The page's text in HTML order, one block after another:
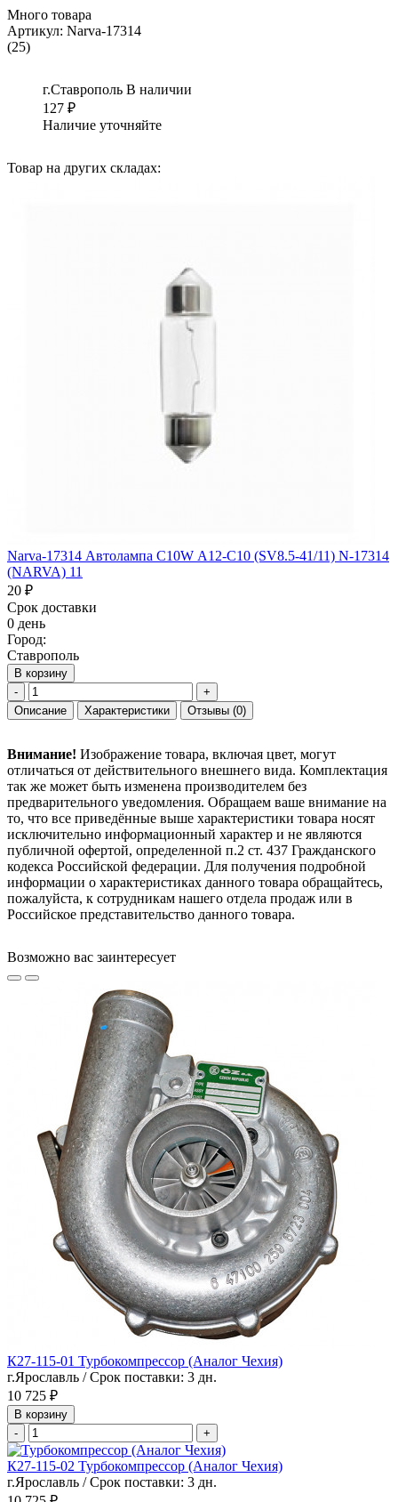
Много товара
Артикул: Narva-17314
(25)
г.Ставрополь В наличии
127 ₽
Наличие уточняйте
Товар на других складах:
Narva-17314 Автолампа C10W А12-С10 (SV8.5-41/11) N-17314
(NARVA) 11
20 ₽
Срок доставки
0 день
Город:
Ставрополь
В корзину
-
+
Описание
Характеристики Отзывы (0)
Внимание! Изображение товара, включая цвет, могут
отличаться от действительного внешнего вида. Комплектация
так же может быть изменена производителем без
предварительного уведомления. Обращаем ваше внимание на
то, что все приведённые выше характеристики товара носят
исключительно информационный характер и не являются
публичной офертой, определенной п.2 ст. 437 Гражданского
кодекса Российской федерации. Для получения подробной
информации о характеристиках данного товара обращайтесь,
пожалуйста, к сотрудникам нашего отдела продаж или в
Российское представительство данного товара.
Возможно вас заинтересует
К27-115-01 Турбокомпрессор (Аналог Чехия)
г.Ярославль / Срок поставки: 3 дн.
10 725 ₽
В корзину
-
+
К27-115-02 Турбокомпрессор (Аналог Чехия)
г.Ярославль / Срок поставки: 3 дн.